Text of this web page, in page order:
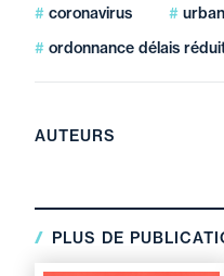
coronavirus
ordonnance délais
AUTEURS
PLUS DE